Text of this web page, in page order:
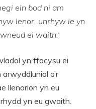
ein bod ni am
lenor, unrhyw le yn
ei waith.‘
yn ffocysu ei
o’r
llenorion yn eu
yn eu gwaith.